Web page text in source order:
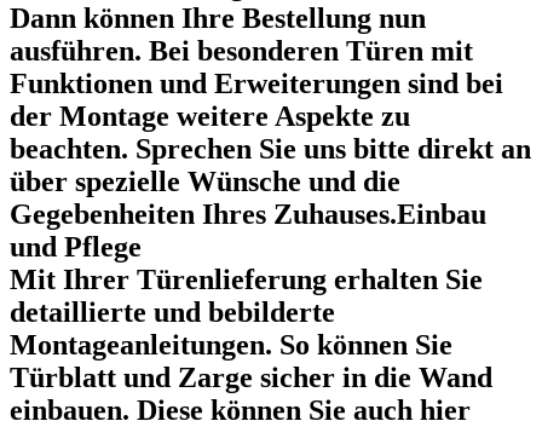
Dann können Ihre Bestellung nun
ausführen. Bei besonderen Türen mit
Funktionen und Erweiterungen sind bei
der Montage weitere Aspekte zu
beachten. Sprechen Sie uns bitte direkt an
über spezielle Wünsche und die
Gegebenheiten Ihres Zuhauses.Einbau
und Pflege
Mit Ihrer Türenlieferung erhalten Sie
detaillierte und bebilderte
Montageanleitungen. So können Sie
Türblatt und Zarge sicher in die Wand
einbauen. Diese können Sie auch hier